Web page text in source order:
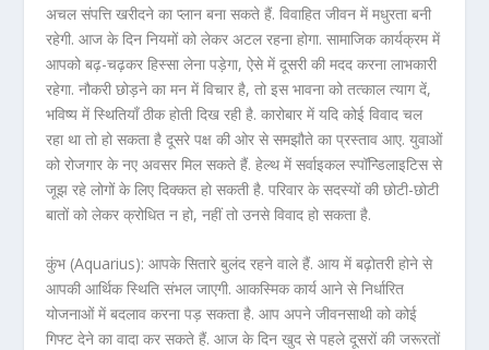
अचल संपत्ति खरीदने का प्लान बना सकते हैं. विवाहित जीवन में मधुरता बनी
रहेगी. आज के दिन नियमों को लेकर अटल रहना होगा. सामाजिक कार्यक्रम में
आपको बढ़-चढ़कर हिस्सा लेना पड़ेगा, ऐसे में दूसरी की मदद करना लाभकारी
रहेगा. नौकरी छोड़ने का मन में विचार है, तो इस भावना को तत्काल त्याग दें,
भविष्य में स्थितियाँ ठीक होती दिख रही है. कारोबार में यदि कोई विवाद चल
रहा था तो हो सकता है दूसरे पक्ष की ओर से समझौते का प्रस्ताव आए. युवाओं
को रोजगार के नए अवसर मिल सकते हैं. हेल्थ में सर्वाइकल स्पॉन्डिलाइटिस से
जूझ रहे लोगों के लिए दिक्कत हो सकती है. परिवार के सदस्यों की छोटी-छोटी
बातों को लेकर क्रोधित न हो, नहीं तो उनसे विवाद हो सकता है.
कुंभ (Aquarius): आपके सितारे बुलंद रहने वाले हैं. आय में बढ़ोतरी होने से
आपकी आर्थिक स्थिति संभल जाएगी. आकस्मिक कार्य आने से निर्धारित
योजनाओं में बदलाव करना पड़ सकता है. आप अपने जीवनसाथी को कोई
गिफ्ट देने का वादा कर सकते हैं. आज के दिन खुद से पहले दूसरों की जरूरतों